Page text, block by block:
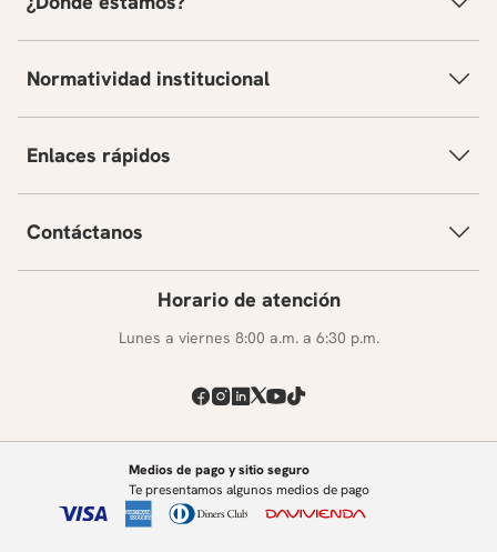
Normatividad institucional
Enlaces rápidos
Contáctanos
Horario de atención
Lunes a viernes 8:00 a.m. a 6:30 p.m.
Medios de pago y sitio seguro
Te presentamos algunos medios de pago